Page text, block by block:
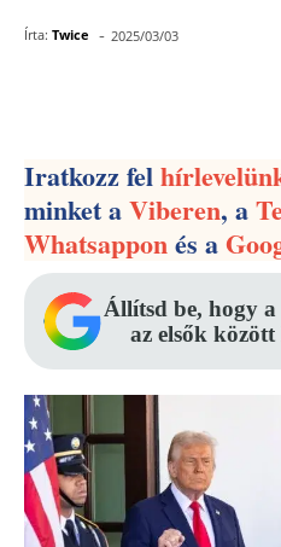
Írta: Twice - 2025/03/03
Iratkozz fel
minket aViberen, a
Whatsapponés a
Állítsd be, hogy
az elsők